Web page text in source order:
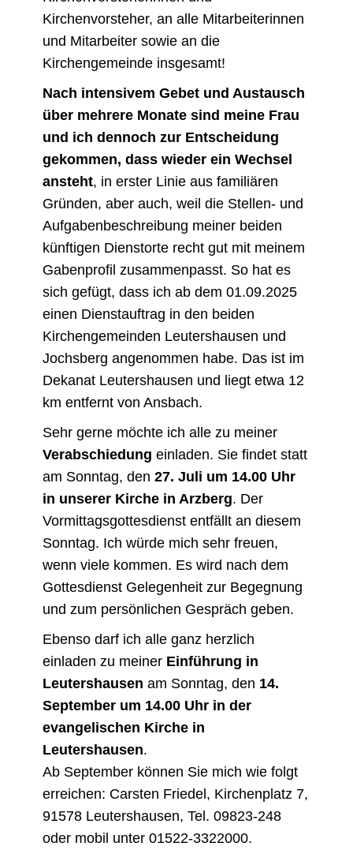
Kirchenvorsteher, an alle Mitarbeiterinnen
und Mitarbeiter sowie an die
Kirchengemeinde insgesamt!
Nach intensivem Gebet und Austausch
über mehrere Monate sind meine Frau
und ich dennoch zur Entscheidung
gekommen, dass wieder ein Wechsel
ansteht, in erster Linie aus familiären
Gründen, aber auch, weil die Stellen- und
Aufgabenbeschreibung meiner beiden
künftigen Dienstorte recht gut mit meinem
Gabenprofil zusammenpasst. So hat es
sich gefügt, dass ich ab dem 01.09.2025
einen Dienstauftrag in den beiden
Kirchengemeinden Leutershausen und
Jochsberg angenommen habe. Das ist im
Dekanat Leutershausen und liegt etwa 12
km entfernt von Ansbach.
Sehr gerne möchte ich alle zu meiner
Verabschiedung einladen. Sie findet statt
am Sonntag, den 27. Juli um 14.00 Uhr
in unserer Kirche in Arzberg. Der
Vormittagsgottesdienst entfällt an diesem
Sonntag. Ich würde mich sehr freuen,
wenn viele kommen. Es wird nach dem
Gottesdienst Gelegenheit zur Begegnung
und zum persönlichen Gespräch geben.
Ebenso darf ich alle ganz herzlich
einladen zu meiner Einführung in
Leutershausen am Sonntag, den 14.
September um 14.00 Uhr in der
evangelischen Kirche in
Leutershausen.
Ab September können Sie mich wie folgt
erreichen: Carsten Friedel, Kirchenplatz 7,
91578 Leutershausen, Tel. 09823-248
oder mobil unter 01522-3322000.